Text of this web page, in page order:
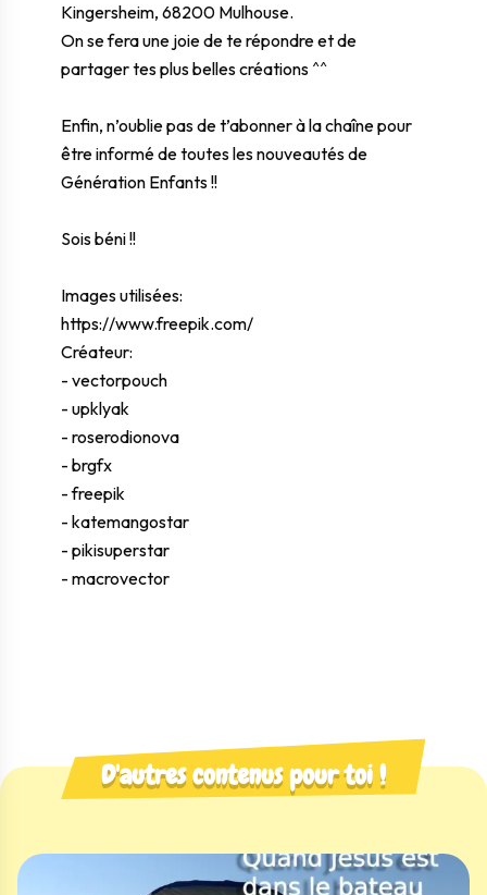
Kingersheim, 68200 Mulhouse.
On se fera une joie de te répondre et de
partager tes plus belles créations ^^
Enfin, n’oublie pas de t’abonner à la chaîne pour
être informé de toutes les nouveautés de
Génération Enfants !!
Sois béni !!
Images utilisées:
https://www.freepik.com/
Créateur:
- vectorpouch
- upklyak
- roserodionova
- brgfx
- freepik
- katemangostar
- pikisuperstar
- macrovector
D'autres contenus pour toi !